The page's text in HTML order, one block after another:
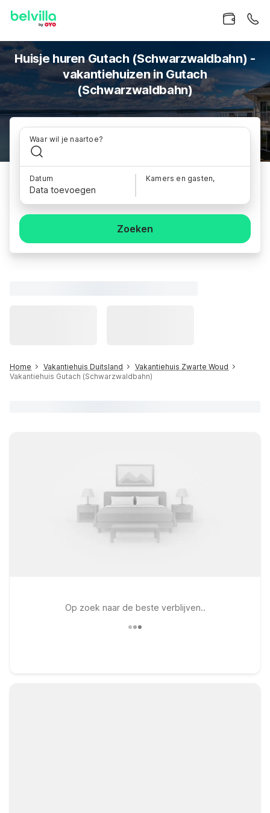
Huisje huren Gutach (Schwarzwaldbahn) -
vakantiehuizen in Gutach
(Schwarzwaldbahn)
Waar wil je naartoe?
Datum
Data toevoegen
Kamers en gasten,
Zoeken
Home Vakantiehuis Duitsland
Vakantiehuis Zwarte Woud
Vakantiehuis Gutach (Schwarzwaldbahn)
Op zoek naar de beste verblijven..